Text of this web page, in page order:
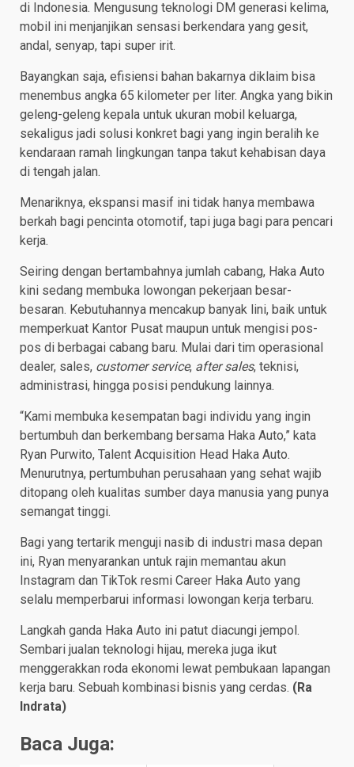
di Indonesia. Mengusung teknologi DM generasi kelima,
mobil ini menjanjikan sensasi berkendara yang gesit,
andal, senyap, tapi super irit.
Bayangkan saja, efisiensi bahan bakarnya diklaim bisa
menembus angka 65 kilometer per liter. Angka yang bikin
geleng-geleng kepala untuk ukuran mobil keluarga,
sekaligus jadi solusi konkret bagi yang ingin beralih ke
kendaraan ramah lingkungan tanpa takut kehabisan daya
di tengah jalan.
Menariknya, ekspansi masif ini tidak hanya membawa
berkah bagi pencinta otomotif, tapi juga bagi para pencari
kerja.
Seiring dengan bertambahnya jumlah cabang, Haka Auto
kini sedang membuka lowongan pekerjaan besar-
besaran. Kebutuhannya mencakup banyak lini, baik untuk
memperkuat Kantor Pusat maupun untuk mengisi pos-
pos di berbagai cabang baru. Mulai dari tim operasional
dealer, sales, customer service, after sales, teknisi,
administrasi, hingga posisi pendukung lainnya.
“Kami membuka kesempatan bagi individu yang ingin
bertumbuh dan berkembang bersama Haka Auto,” kata
Ryan Purwito, Talent Acquisition Head Haka Auto.
Menurutnya, pertumbuhan perusahaan yang sehat wajib
ditopang oleh kualitas sumber daya manusia yang punya
semangat tinggi.
Bagi yang tertarik menguji nasib di industri masa depan
ini, Ryan menyarankan untuk rajin memantau akun
Instagram dan TikTok resmi Career Haka Auto yang
selalu memperbarui informasi lowongan kerja terbaru.
Langkah ganda Haka Auto ini patut diacungi jempol.
Sembari jualan teknologi hijau, mereka juga ikut
menggerakkan roda ekonomi lewat pembukaan lapangan
kerja baru. Sebuah kombinasi bisnis yang cerdas. (Ra
Indrata)
Baca Juga: